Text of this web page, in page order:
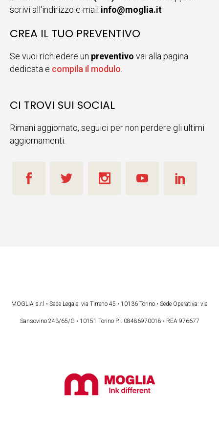
scrivi all'indirizzo e-mail info@moglia.it
CREA IL TUO PREVENTIVO
Se vuoi richiedere un preventivo vai alla pagina
dedicata e compila il modulo.
CI TROVI SUI SOCIAL
Rimani aggiornato, seguici per non perdere gli ultimi
aggiornamenti.
MOGLIA s.r.l • Sede Legale: via Tirreno 45 • 10136 Torino • Sede Operativa: via
Sansovino 243/65/G • 10151 Torino P.I. 08486970018 • REA 976677